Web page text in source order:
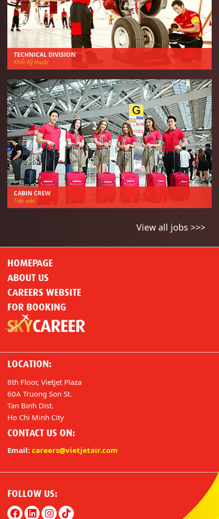
TECHNICAL DIVISION
Khối Kỹ thuật
CABIN CREW
Tiếp viên
View all jobs >>>
HOMEPAGE
ABOUT US
CAREERS WEBSITE
FOR BOOKING
LOCATION:
8th Floor, Vietjet Plaza
60A Truong Son St.
Tan Binh Dist.
Ho Chi Minh City
CONTACT US ON:
Email: careers@vietjetair.com
FOLLOW US: